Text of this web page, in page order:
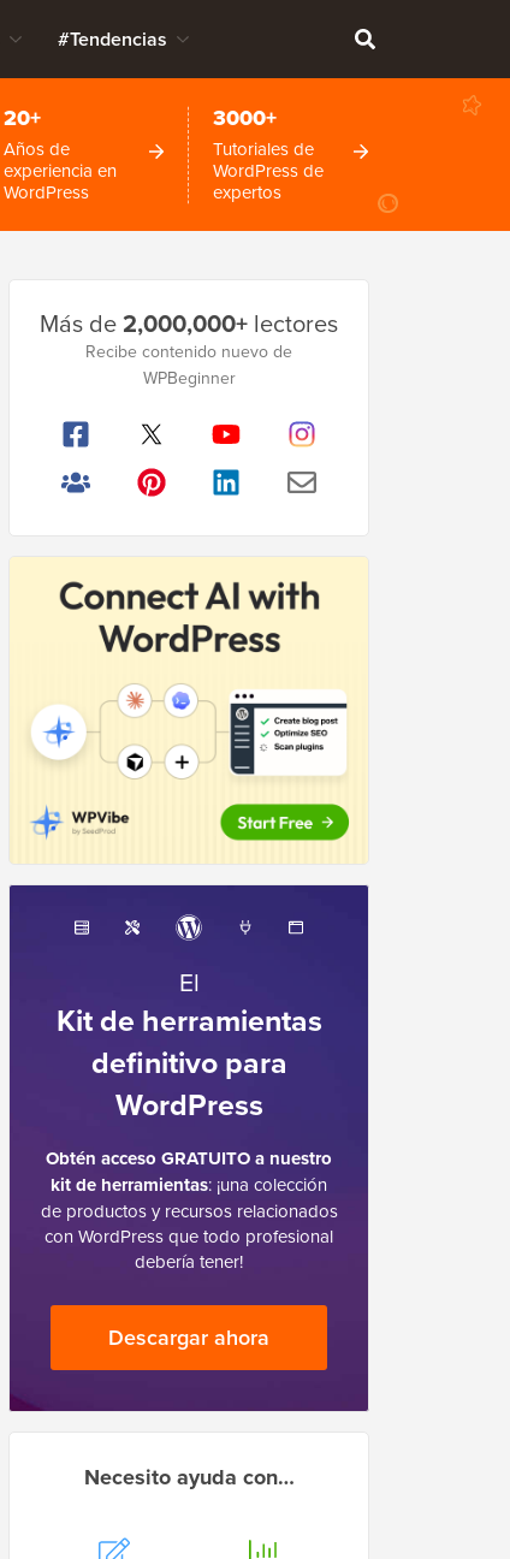
#Tendencias
20+
Años de
experiencia en
WordPress
3000+
Tutoriales de
WordPress de
expertos
lateral
Más de2,000,000+ lectores
Recibe contenido nuevo de
WPBeginner
El
Kit de herramientas
definitivo para
WordPress
Obtén acceso GRATUITO a nuestro
kit de herramientas: ¡una colección
de productos y recursos relacionados
con WordPress que todo profesional
debería tener!
Descargar ahora
Necesito ayuda con…